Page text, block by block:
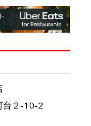
台２-10-2